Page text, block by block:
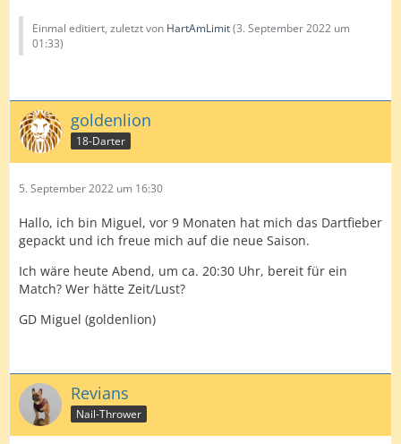
Einmal editiert, zuletzt von HartAmLimit(3. September 2022 um
01:33)
goldenlion
18-Darter
5. September 2022 um 16:30
Hallo, ich bin Miguel, vor 9 Monaten hat mich das Dartfieber
gepackt und ich freue mich auf die neue Saison.
Ich wäre heute Abend, um ca. 20:30 Uhr, bereit für ein
Match? Wer hätte Zeit/Lust?
GD Miguel (goldenlion)
Revians
Nail-Thrower